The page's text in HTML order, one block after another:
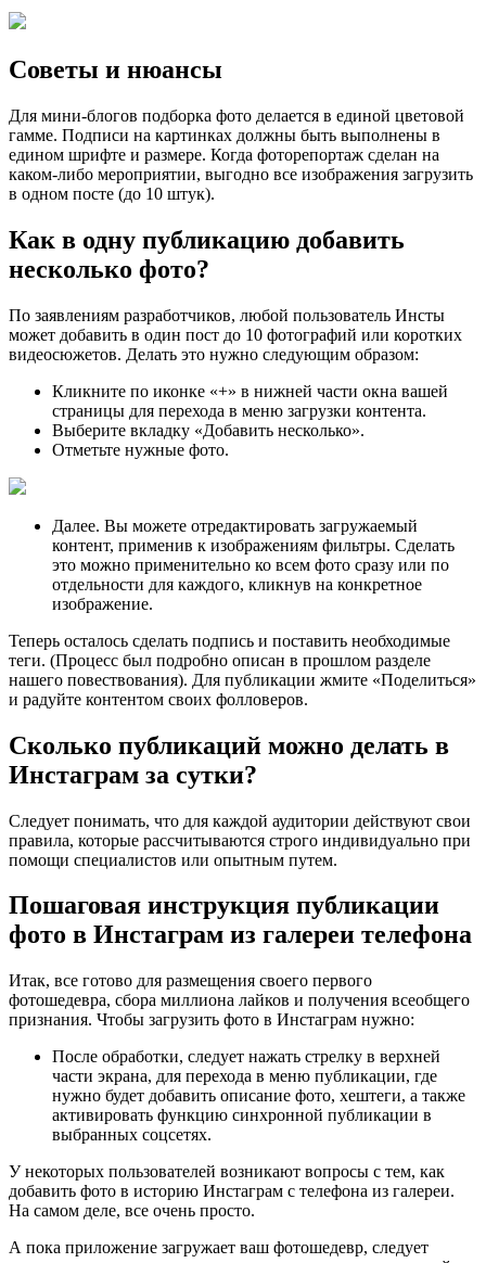
Советы и нюансы
Для мини-блогов подборка фото делается в единой цветовой
гамме. Подписи на картинках должны быть выполнены в
едином шрифте и размере. Когда фоторепортаж сделан на
каком-либо мероприятии, выгодно все изображения загрузить
в одном посте (до 10 штук).
Как в одну публикацию добавить
несколько фото?
По заявлениям разработчиков, любой пользователь Инсты
может добавить в один пост до 10 фотографий или коротких
видеосюжетов. Делать это нужно следующим образом:
Кликните по иконке «+» в нижней части окна вашей
страницы для перехода в меню загрузки контента.
Выберите вкладку «Добавить несколько».
Отметьте нужные фото.
Далее. Вы можете отредактировать загружаемый
контент, применив к изображениям фильтры. Сделать
это можно применительно ко всем фото сразу или по
отдельности для каждого, кликнув на конкретное
изображение.
Теперь осталось сделать подпись и поставить необходимые
теги. (Процесс был подробно описан в прошлом разделе
нашего повествования). Для публикации жмите «Поделиться»
и радуйте контентом своих фолловеров.
Сколько публикаций можно делать в
Инстаграм за сутки?
Следует понимать, что для каждой аудитории действуют свои
правила, которые рассчитываются строго индивидуально при
помощи специалистов или опытным путем.
Пошаговая инструкция публикации
фото в Инстаграм из галереи телефона
Итак, все готово для размещения своего первого
фотошедевра, сбора миллиона лайков и получения всеобщего
признания. Чтобы загрузить фото в Инстаграм нужно:
После обработки, следует нажать стрелку в верхней
части экрана, для перехода в меню публикации, где
нужно будет добавить описание фото, хештеги, а также
активировать функцию синхронной публикации в
выбранных соцсетях.
У некоторых пользователей возникают вопросы с тем, как
добавить фото в историю Инстаграм с телефона из галереи.
На самом деле, все очень просто.
А пока приложение загружает ваш фотошедевр, следует